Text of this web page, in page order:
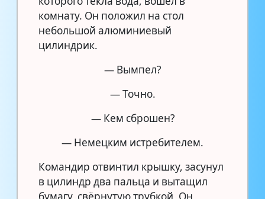
комнату. Он положил на стол
небольшой алюминиевый
цилиндрик.
— Вымпел?
— Точно.
— Кем сброшен?
— Немецким истребителем.
Командир отвинтил крышку, засунул
в цилиндр два пальца и вытащил